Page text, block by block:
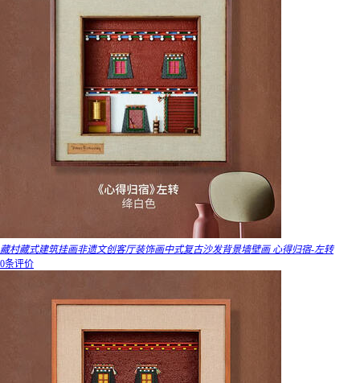
藏村藏式建筑挂画非遗文创客厅装饰画中式复古沙发背景墙壁画 心得归宿-左转
0条评价